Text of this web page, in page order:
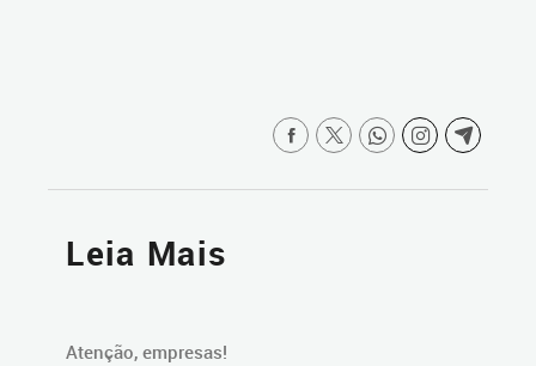
Leia Mais
Atenção, empresas!